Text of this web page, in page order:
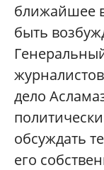
ближайшее
быть
дело
обсуждать
его